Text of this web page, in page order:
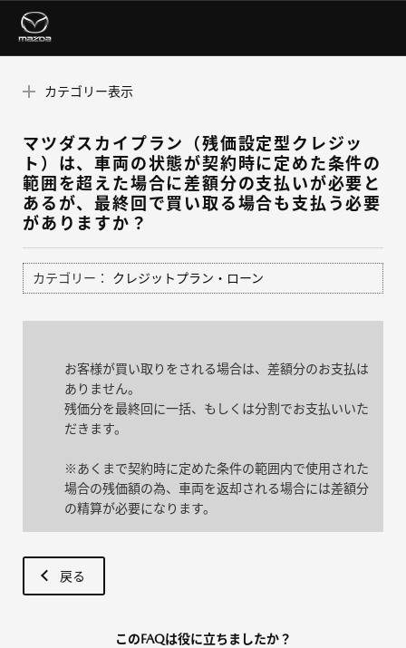
カテゴリー表示
マツダスカイプラン（残価設定型クレジッ
ト）は、車両の状態が契約時に定めた条件の
範囲を超えた場合に差額分の支払いが必要と
あるが、最終回で買い取る場合も支払う必要
がありますか？
カテゴリー： クレジットプラン・ローン
お客様が買い取りをされる場合は、差額分のお支払は
ありません。
残価分を最終回に一括、もしくは分割でお支払いいた
だきます。
※あくまで契約時に定めた条件の範囲内で使用された
場合の残価額の為、車両を返却される場合には差額分
の精算が必要になります。
戻る
このFAQは役に立ちましたか？